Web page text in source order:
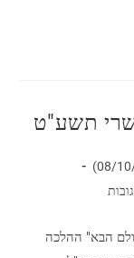
תשע"ט
הבא" ההלכה